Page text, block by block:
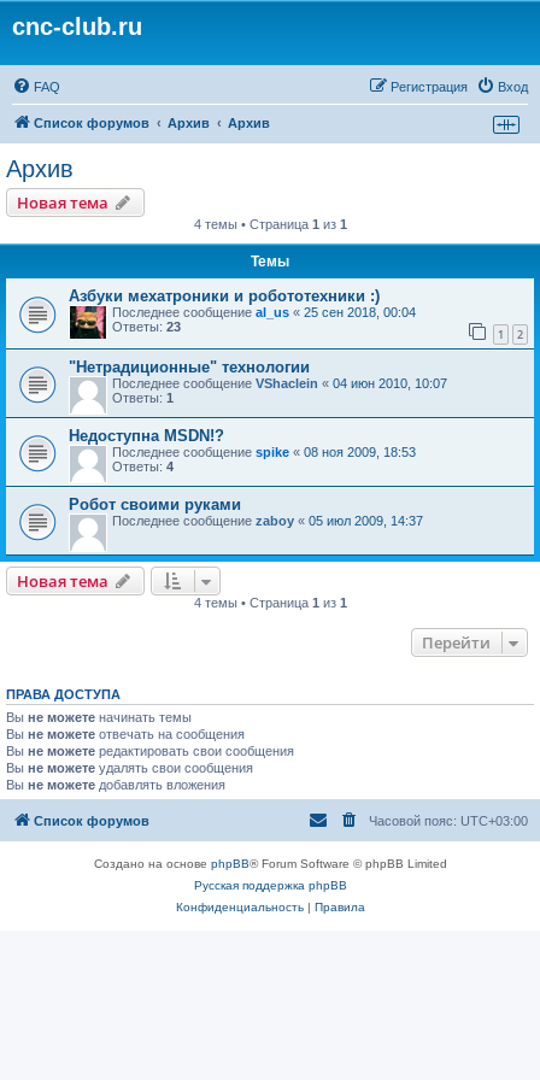
cnc-club.ru
FAQ Вход
Регистрация
Список форумов Архив Архив
Архив
Новая тема
4 темы • Страница 1 из 1
Темы
Азбуки мехатроники и робототехники :)
Последнее сообщение al_us « 25 сен 2018, 00:04
Ответы: 23 1 2
"Нетрадиционные" технологии
Последнее сообщение VShaclein « 04 июн 2010, 10:07
Ответы: 1
Недоступна MSDN!?
Последнее сообщение spike « 08 ноя 2009, 18:53
Ответы: 4
Робот своими руками
Последнее сообщение zaboy « 05 июл 2009, 14:37
Новая тема
4 темы • Страница 1 из 1
Перейти
ПРАВА ДОСТУПА
Вы не можете начинать темы
Вы не можете отвечать на сообщения
Вы не можете редактировать свои сообщения
Вы не можете удалять свои сообщения
Вы не можете добавлять вложения
Список форумов Часовой пояс: UTC+03:00
Создано на основе phpBB® Forum Software © phpBB Limited
Русская поддержка phpBB
Конфиденциальность| Правила